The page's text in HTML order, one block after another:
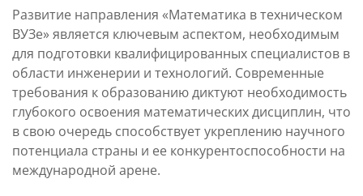
Целевая аудитория
Контакты и
Развитие направления «Математика в техническом
ВУЗе»является ключевым аспектом, необходимым
для подготовки квалифицированных специалистов в
области инженерии и технологий. Современные
требования к образованию диктуют необходимость
глубокого освоения математических дисциплин, что
в свою очередь способствует укреплению научного
потенциала страны и ее конкурентоспособности на
международной арене.